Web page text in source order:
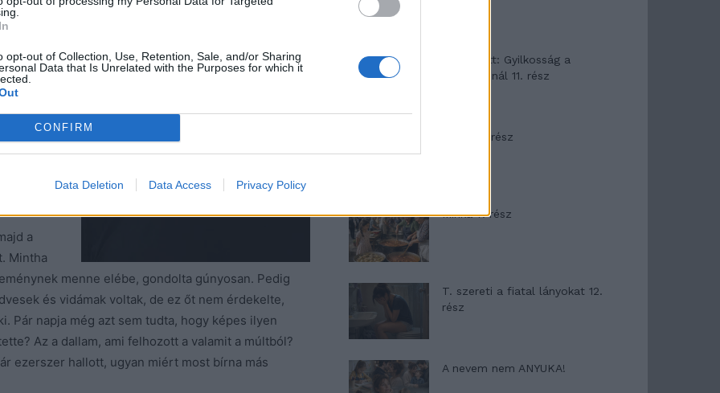
opt-out of Collection, Use, Retention, Sale, and/or Sharing
Data that Is Unrelated with the Purposes for which it
CONFIRM
Data Deletion Data Access Privacy Policy
is
hogy
azt
hajtja
a
Mintha
menne elébe, gondolta gúnyosan. Pedig
és vidámak voltak, de ez őt nem érdekelte,
Pár napja még azt sem tudta, hogy képes ilyen
Az a dallam, ami felhozott a valamit a múltból?
ezerszer hallott, ugyan miért most bírna más
T. Barnett: Gyilkosság a
Garda-tónál 11. rész
Minka 8. rész
Minka 7. rész
T. szereti a fiatal lányokat 12.
rész
A nevem nem ANYUKA!